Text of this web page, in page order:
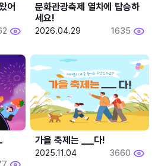
어
문화관광축제 열차에 탑승하
세요!
2026.04.29 1635
2025.11.04 3660